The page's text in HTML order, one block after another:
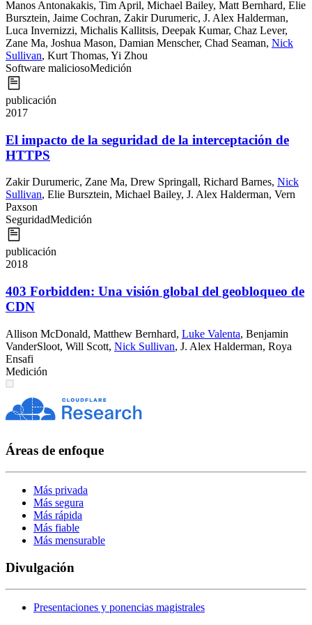
Manos Antonakakis, Tim April, Michael Bailey, Matt Bernhard, Elie
Bursztein, Jaime Cochran, Zakir Durumeric, J. Alex Halderman,
Luca Invernizzi, Michalis Kallitsis, Deepak Kumar, Chaz Lever,
Zane Ma, Joshua Mason, Damian Menscher, Chad Seaman, Nick
Sullivan, Kurt Thomas, Yi Zhou
Software maliciosoMedición
publicación
2017
El impacto de la seguridad de la interceptación de
HTTPS
Zakir Durumeric, Zane Ma, Drew Springall, Richard Barnes, Nick
Sullivan, Elie Bursztein, Michael Bailey, J. Alex Halderman, Vern
Paxson
SeguridadMedición
publicación
2018
403 Forbidden: Una visión global del geobloqueo de
CDN
Allison McDonald, Matthew Bernhard, Luke Valenta, Benjamin
VanderSloot, Will Scott, Nick Sullivan, J. Alex Halderman, Roya
Ensafi
Medición
Áreas de enfoque
Más privada
Más segura
Más rápida
Más fiable
Más mensurable
Divulgación
Presentaciones y ponencias magistrales